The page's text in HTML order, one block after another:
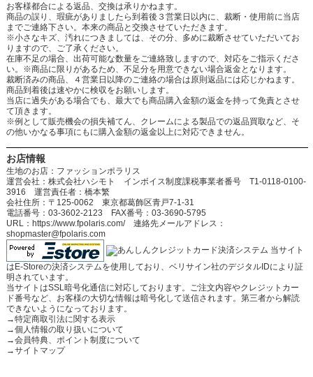
お客様都合による返品、交換は承りかねます。
商品の誤り、瑕疵がありましたら到着後３営業日以内に、裁断・使用前に当店
までご連絡下さい。本来の商品と交換させていただきます。
※小さなキズ、汚れにつきましては、その分、多めに裁断させていただいてお
りますので、ご了承ください。
在庫不足の場合、出荷可能な数量をご連絡致しますので、対応をご指示くださ
い。※商品に限りがあるため、不足分を用意できない場合返金となります。
裁断済みの商品、４営業日以降のご連絡の場合は原則返品には応じかねます。
商品到着後は速やかに検収をお願いします。
当店に過失がある場合でも、最大でも商品購入金額の返金を持って免責とさせ
て頂きます。
※例として販売機会の損失補てん、クレームによる製品での返品買取など、そ
の他いかなる事項にもに購入金額の返金以上に対応できません。
お店情報
生地のお店：ファッションポラリス
運営会社：株式会社ハシモト インボイス制度課税事業者番号 T1-0118-0100-
3916 運営責任者：橋本繁
会社住所：〒125-0062 東京都葛飾区青戸7-1-31
電話番号：03-3602-2123 FAX番号：03-3690-5795
URL：https://www.fpolaris.com/ 連絡先メールアドレス：
shopmaster@fpolaris.com
当サイト
はE-Storeの決済システムを使用しており、ベリサイン社のデジタルIDにより証
明されています。
当サイトはSSL暗号化通信に対応しております。ご注文内容やクレジットカー
ド番号など、お客様の大切な情報は暗号化して送信されます。第三者から解読
できないようになっております。
→特定商取引法に関する表示
→個人情報の取り扱いについて
→会員特典、ポイント制度について
→サイトマップ